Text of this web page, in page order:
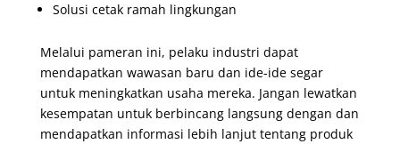
Solusi cetak ramah lingkungan
Melalui pameran ini, pelaku industri dapat
mendapatkan wawasan baru dan ide-ide segar
untuk meningkatkan usaha mereka. Jangan lewatkan
kesempatan untuk berbincang langsung dengan dan
mendapatkan informasi lebih lanjut tentang produk